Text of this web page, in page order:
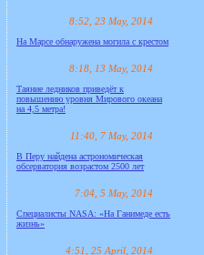
8:52, 23 May, 2014
На Марсе обнаружена могила с крестом
8:18, 13 May, 2014
Таяние ледников приведёт к
повышению уровня Мирового океана
на 4,5 метра!
11:40, 7 May, 2014
В Перу найдена астрономическая
обсерватория возрастом 2500 лет
7:04, 5 May, 2014
Специалисты NASA: «На Ганимеде есть
жизнь»
4:51, 25 April, 2014